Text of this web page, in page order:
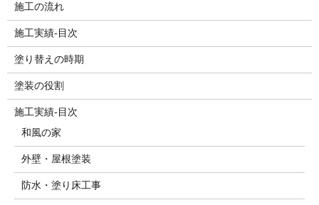
施工の流れ
施工実績-目次
塗り替えの時期
塗装の役割
施工実績-目次
和風の家
外壁・屋根塗装
防水・塗り床工事